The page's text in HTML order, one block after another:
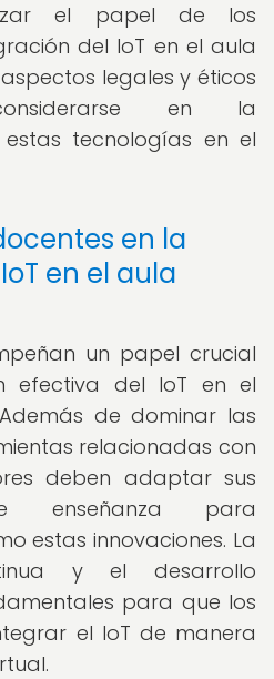
el papel de los
del IoT en el aula
legales y éticos
en la
tecnologías en el
en la
en el aula
un papel crucial
efectiva del IoT en el
de dominar las
relacionadas con
deben adaptar sus
enseñanza para
estas innovaciones. La
y el desarrollo
para que los
el IoT de manera